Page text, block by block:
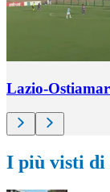
Lazio-
I più visti di